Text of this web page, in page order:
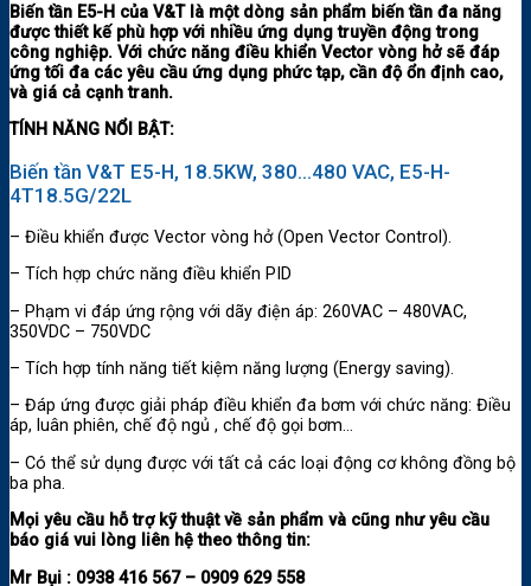
Biến tần E5-H của V&T là một dòng sản phẩm biến tần đa năng
được thiết kế phù hợp với nhiều ứng dụng truyền động trong
công nghiệp. Với chức năng điều khiển Vector vòng hở sẽ đáp
ứng tối đa các yêu cầu ứng dụng phức tạp, cần độ ổn định cao,
và giá cả cạnh tranh.
TÍNH NĂNG NỔI BẬT:
Biến tần V&T E5-H, 18.5KW, 380…480 VAC, E5-H-
4T18.5G/22L
– Điều khiển được Vector vòng hở (Open Vector Control).
– Tích hợp chức năng điều khiển PID
– Phạm vi đáp ứng rộng với dãy điện áp: 260VAC – 480VAC,
350VDC – 750VDC
– Tích hợp tính năng tiết kiệm năng lượng (Energy saving).
– Đáp ứng được giải pháp điều khiển đa bơm với chức năng: Điều
áp, luân phiên, chế độ ngủ , chế độ gọi bơm…
– Có thể sử dụng được với tất cả các loại động cơ không đồng bộ
ba pha.
Mọi yêu cầu hỗ trợ kỹ thuật về sản phẩm và cũng như yêu cầu
báo giá vui lòng liên hệ theo thông tin:
Mr Bụi : 0938 416 567 – 0909 629 558